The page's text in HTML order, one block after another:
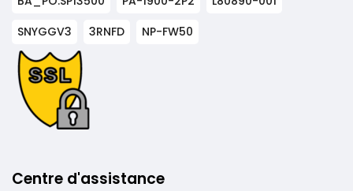
SNYGGV3
3RNFD NP-FW50
Centre d'assistance